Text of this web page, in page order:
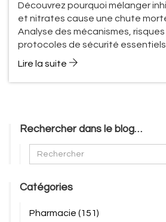
Découvrez pourquoi mélanger
et nitrates cause une chute
Analyse des mécanismes,
protocoles de sécurité essentiels.
Lire la suite
Rechercher dans le blog…
Catégories
Pharmacie (151)